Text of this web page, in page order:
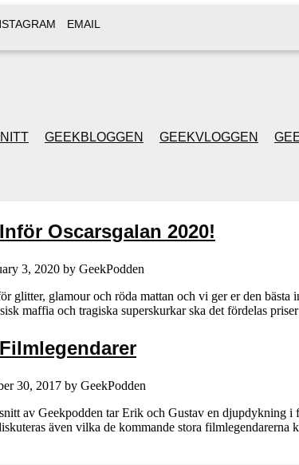
EMAIL
GEEKBLOGGEN GEEKVLOGGEN
Oscarsgalan 2020!
3, 2020 by GeekPodden
glitter, glamour och röda mattan och vi ger er den
maffia och tragiska superskurkar ska det fördelas
30, 2017 by GeekPodden
av Geekpodden tar Erik och Gustav en djupdykning i
även vilka de kommande stora